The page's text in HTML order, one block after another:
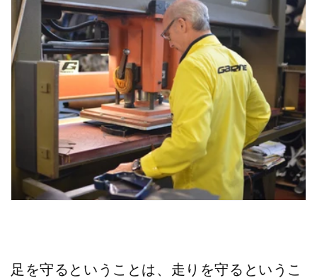
足を守るということは、走りを守るというこ